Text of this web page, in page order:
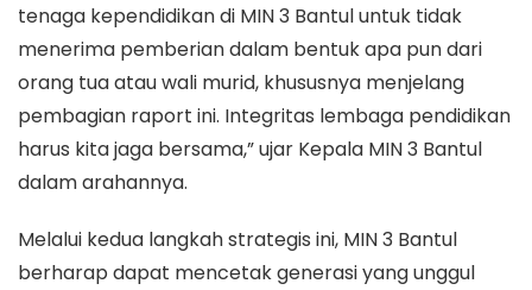
tenaga kependidikan di MIN 3 Bantul untuk tidak
menerima pemberian dalam bentuk apa pun dari
orang tua atau wali murid, khususnya menjelang
pembagian raport ini. Integritas lembaga pendidikan
harus kita jaga bersama,” ujar Kepala MIN 3 Bantul
dalam arahannya.
​Melalui kedua langkah strategis ini, MIN 3 Bantul
berharap dapat mencetak generasi yang unggul